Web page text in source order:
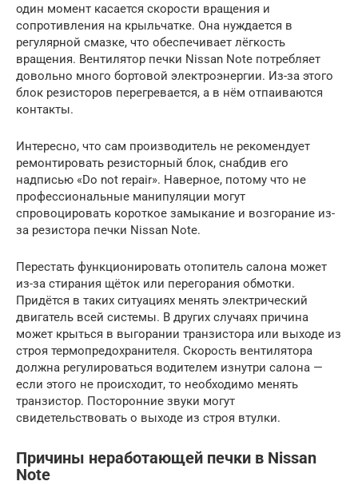
один момент касается скорости вращения и
сопротивления на крыльчатке. Она нуждается в
регулярной смазке, что обеспечивает лёгкость
вращения. Вентилятор печки Nissan Note потребляет
довольно много бортовой электроэнергии. Из-за этого
блок резисторов перегревается, а в нём отпаиваются
контакты.
Интересно, что сам производитель не рекомендует
ремонтировать резисторный блок, снабдив его
надписью «Do not repair». Наверное, потому что не
профессиональные манипуляции могут
спровоцировать короткое замыкание и возгорание из-
за резистора печки Nissan Note.
Перестать функционировать отопитель салона может
из-за стирания щёток или перегорания обмотки.
Придётся в таких ситуациях менять электрический
двигатель всей системы. В других случаях причина
может крыться в выгорании транзистора или выходе из
строя термопредохранителя. Скорость вентилятора
должна регулироваться водителем изнутри салона —
если этого не происходит, то необходимо менять
транзистор. Посторонние звуки могут
свидетельствовать о выходе из строя втулки.
Причины неработающей печки в Nissan
Note